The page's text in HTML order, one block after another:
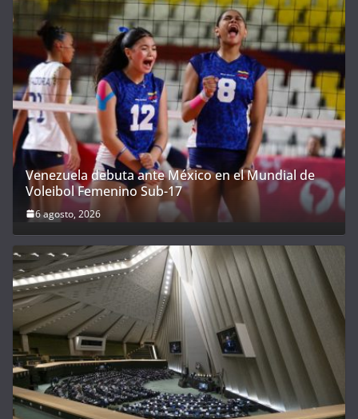
Venezuela debuta ante México en el Mundial de
Voleibol Femenino Sub-17
6 agosto, 2026